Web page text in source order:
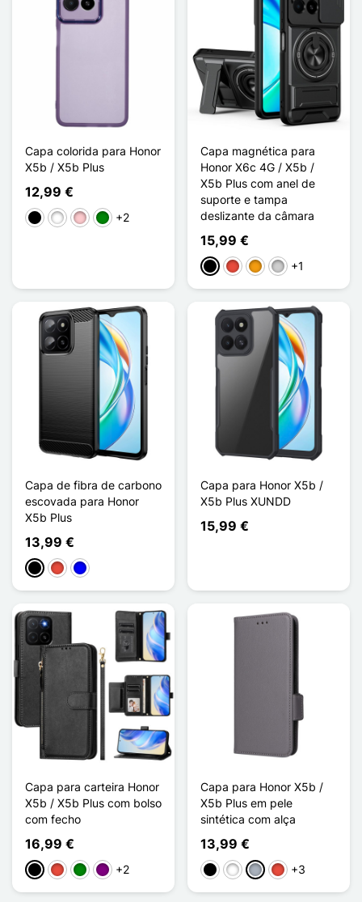
Capa colorida para Honor
X5b / X5b Plus
12,99 €
PretoBrancoRosaVerde
+2
Capa magnética para
Honor X6c 4G / X5b /
X5b Plus com anel de
suporte e tampa
deslizante da câmara
15,99 €
PretoVermelho
LaranjaPrata
+1
Capa de fibra de carbono
escovada para Honor
X5b Plus
13,99 €
PretoVermelho
Azul
Capa para Honor X5b /
X5b Plus XUNDD
15,99 €
Capa para carteira Honor
X5b / X5b Plus com bolso
com fecho
16,99 €
PretoVermelho
VerdePúrpura
+2
Capa para Honor X5b /
X5b Plus em pele
sintética com alça
13,99 €
PretoBrancoCinzento
Vermelho
+3